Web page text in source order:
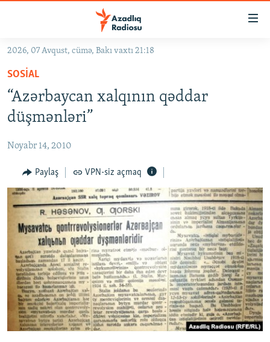
Əsas
qayıt
Əsas
naviqasiyaya
qayıt
Axtarışa
GÜNDƏM
#İZAHLA
KORRUPSIOMETR
#ƏSLINDƏ
FƏRQƏ BAX
QANUNI DOĞRU
ARAŞDIRMA
MULTIMEDIA
VIDEO
FOTOQALEREYA
İNFOQRAFIKA
KARIKATURA
RADIO ARXIV
OXU ZALI
AZƏRBAYCAN ƏDƏBIYYATI KITABXANASI
İSLAM VƏ DEMOKRATIYA
İZ - MƏDƏNIYYƏT PROQRAMI
HAQQIMIZDA
MISSIYAMIZ
PEŞƏ ETIKASI VƏ JURNALISTIKA STANDARTLARIMIZ
MATERIALLARIMIZDAN ISTIFADƏ
BIZI IZLƏ
2026, 07 Avqust, cümə, Bakı vaxtı 21:18
SOSIAL
“Azərbaycan xalqının qəddar
düşmənləri”
Noyabr 14, 2010
Paylaş VPN-siz açmaq